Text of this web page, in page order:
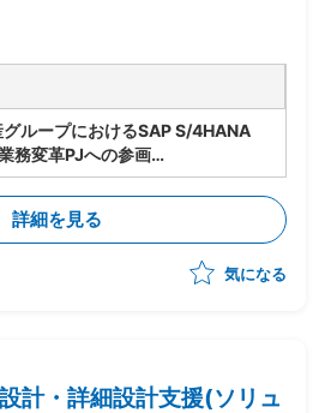
グループにおけるSAP S/4HANA
務変革PJへの参画
として、財務/管理/工事/請負領
ンサルタントポジション
/請負各領域における現行業務の
針の策定支援
バージョンに伴う業務プロセス再
詳細を見る
気になる
計・詳細設計支援(ソリュ